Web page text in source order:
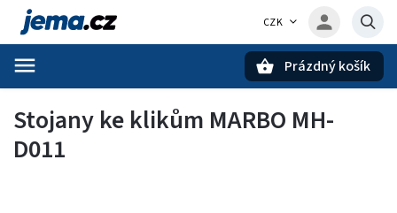
CZK
Prázdný košík
Stojany ke klikům MARBO MH-
D011